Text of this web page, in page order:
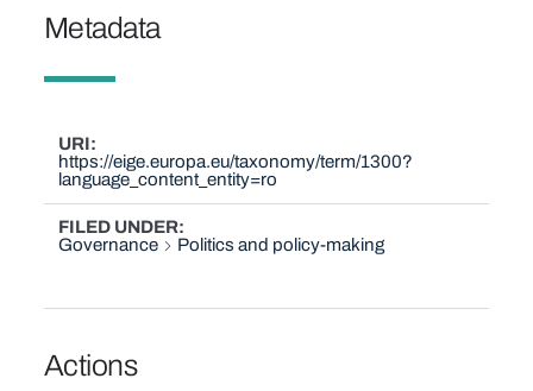
Metadata
URI
https://eige.europa.eu/taxonomy/term/1300?
language_content_entity=ro
FILED UNDER
Governance
Politics and policy-making
Actions